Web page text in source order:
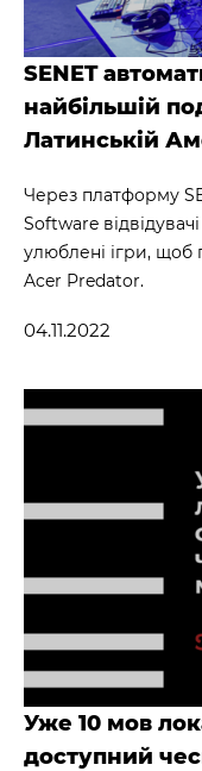
SENET
найбільшій
Латинській
Через платформу
Software
улюблені ігри, щоб
Acer Predator.
04.11.2022
Уже 10 мов
доступний